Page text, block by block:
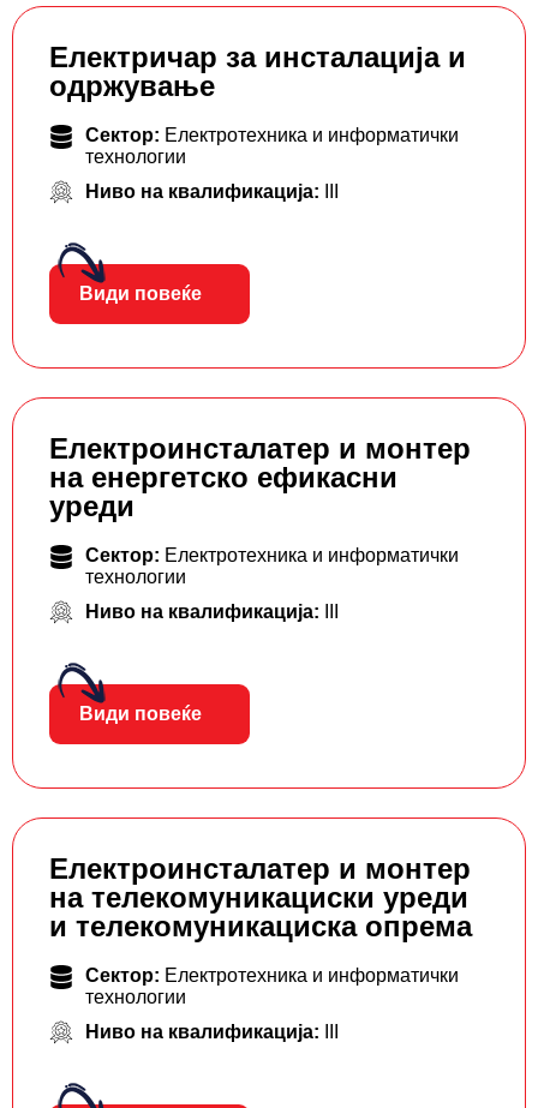
Електричар за инсталација и
одржување
Сектор: Електротехника и информатички
технологии
Ниво на квалификација:
Види повеќе
Електроинсталатер и монтер
на енергетско ефикасни
уреди
Сектор: Електротехника и информатички
технологии
Ниво на квалификација:
Види повеќе
Електроинсталатер и монтер
на телекомуникациски уреди
и телекомуникациска опрема
Сектор: Електротехника и информатички
технологии
Ниво на квалификација: